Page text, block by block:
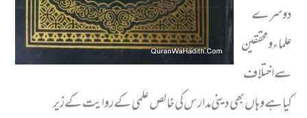
دوسرے
علماء ومحققین
سے اختلاف
کیا ہےوہاں بھی دینی مدارس کی خالص علمی کے روایت کے زیر